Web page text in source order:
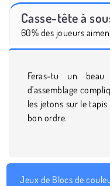
Casse-tête à
60% des joueurs
Feras-tu un
d'assemblage
les jetons sur le
bon ordre.